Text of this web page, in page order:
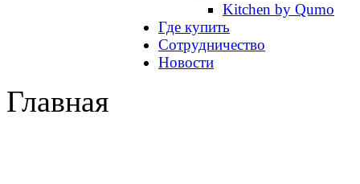
Kitchen by Qumo
Где купить
Сотрудничество
Новости
Главная